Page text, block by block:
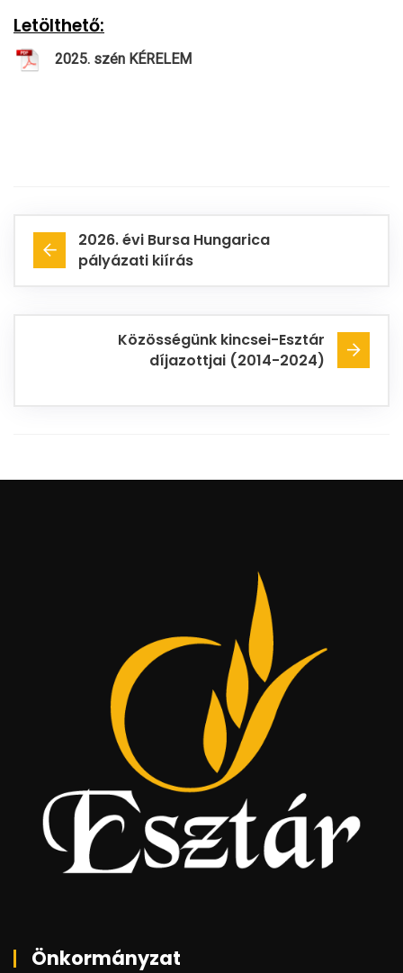
Letölthető:
2025. szén KÉRELEM
2026. évi Bursa Hungarica
pályázati kiírás
Közösségünk kincsei-Esztár
díjazottjai (2014-2024)
Önkormányzat